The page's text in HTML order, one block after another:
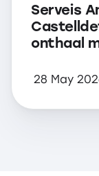
Serveis
onthaal
28 May